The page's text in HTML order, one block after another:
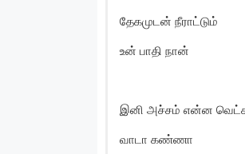
தேகமுடன் நீராட்டும்
உன் பாதி நான்
இனி அச்சம் என்ன
வாடா கண்ணா